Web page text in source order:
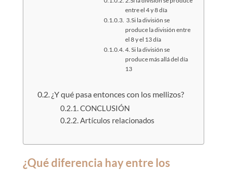
entre el 4 y 8 día
3.Si la división se
produce la división entre
el 8 y el 13 día
4. Si la división se
produce más allá del día
13
¿Y qué pasa entonces con los mellizos?
CONCLUSIÓN
Artículos relacionados
¿Qué diferencia hay entre los